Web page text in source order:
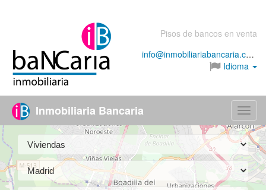
Pisos de bancos en venta
info@inmobiliariabancaria.com
Idioma
Menú
Inmobiliaria Bancaria